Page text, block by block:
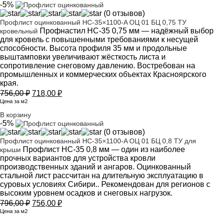
-5%
(0 отзывов)
Профлист оцинкованный НС-35×1100-A ОЦ 01 БЦ 0,75 ТУ
кровельный Профнастил НС-35 0,75 мм — надёжный выбор
для кровель с повышенными требованиями к несущей
способности. Высота профиля 35 мм и продольные
выштамповки увеличивают жёсткость листа и
сопротивление снеговому давлению. Востребован на
промышленных и коммерческих объектах Красноярского
края.
756,00₽ Первоначальная
756,00 ₽.
718,00 ₽Текущая
Цена за м2
В корзину
-5%
(0 отзывов)
Профлист оцинкованный НС-35×1100-A ОЦ 01 БЦ 0,8 ТУ для
крыши Профлист НС-35 0,8 мм — один из наиболее
прочных вариантов для устройства кровли
производственных зданий и ангаров. Оцинкованный
стальной лист рассчитан на длительную эксплуатацию в
суровых условиях Сибири.. Рекомендован для регионов с
высоким уровнем осадков и снеговых нагрузок.
796,00₽ Первоначальная
756,00 ₽Текущая
Цена за м2